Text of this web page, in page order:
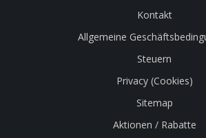
Kontakt
Allgemeine
Steuern
Privacy (Cookies)
Sitemap
Aktionen / Rabatte